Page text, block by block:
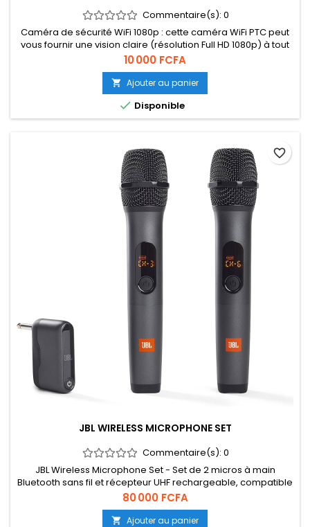
Commentaire(s): 0
Caméra de sécurité WiFi 1080p : cette caméra WiFi PTC peut
vous fournir une vision claire (résolution Full HD 1080p) à tout
moment, de jour comme de nuit. Notre ampoule caméra
peut surveiller n'importe quel angle de votre pièce
Prix
10 000 FCFA
 Ajouter au panier
 Disponible
JBL WIRELESS MICROPHONE SET
Commentaire(s): 0
JBL Wireless Microphone Set - Set de 2 micros à main
Bluetooth sans fil et récepteur UHF rechargeable, compatible
avec les enceintes JBL PartyBox, en noir.
Prix
80 000 FCFA
 Ajouter au panier
favorite_border